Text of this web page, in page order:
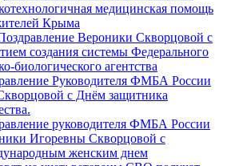
медицинская помощь
Крыма
Вероники Скворцовой с
создания системы Федерального
биологического агентства
Руководителя ФМБА России
с Днём защитника
руководителя ФМБА России
Игоревны Скворцовой с
женским днем